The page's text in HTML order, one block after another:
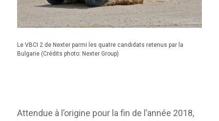
Le VBCI 2 de Nexter parmi les quatre candidats retenus par la
Bulgarie (Crédits photo: Nexter Group)
Attendue à l’origine pour la fin de l’année 2018,